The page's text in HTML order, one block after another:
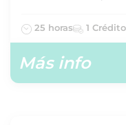
25 horas 1
Más info